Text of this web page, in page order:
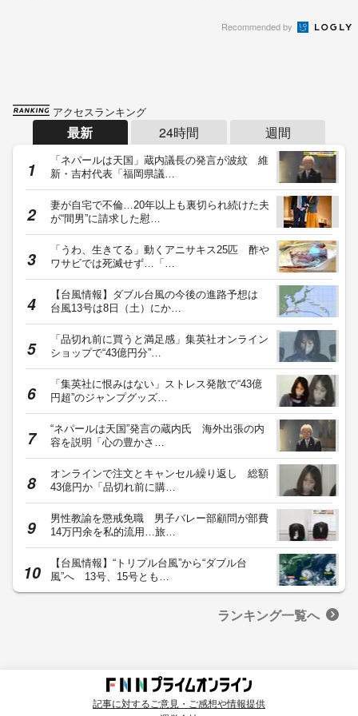
Recommended by
アクセスランキング
最新 24時間 週間
「ネパールは天国」蔵内議長の発言が波紋 維
新・吉村代表「福岡県議…
妻が自宅で不倫…20年以上も裏切られ続けた夫
が“間男”に請求した慰…
「うわ、生きてる」動くアニサキス25匹 酢や
ワサビでは死滅せず…「…
【台風情報】ダブル台風の今後の進路予想は
台風13号は8日（土）にか…
「品切れ前に買うと満足感」集英社オンライン
ショップで“43億円分”…
「集英社に恨みはない」ストレス発散で“43億
円超”のジャンプグッズ…
“ネパールは天国”発言の蔵内氏 海外出張の内
容を説明「心の豊かさ…
オンラインで注文とキャンセル繰り返し 総額
43億円か「品切れ前に購…
男性教諭を懲戒免職 男子バレー部顧問が部費
14万円余を私的流用…旅…
【台風情報】“トリプル台風”から“ダブル台
風”へ 13号、15号とも…
ランキング一覧へ
記事に対するご意見・ご感想や情報提供